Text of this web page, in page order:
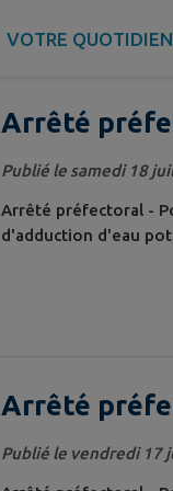
VOTRE QUOTIDIEN
Arrêté
usages de
d'adduction
Publié le samedi 18
Arrêté préfectoral -
d'adduction d'eau
Arrêté
Publié le vendredi 17